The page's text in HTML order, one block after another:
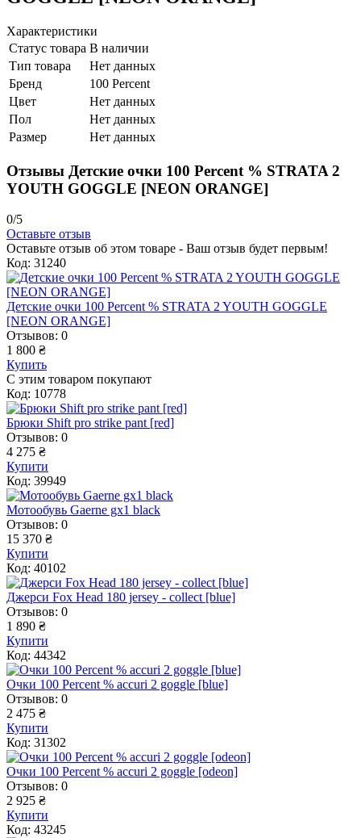
Характеристики
Статус товара В наличии
Тип товара
Нет данных
Бренд
100 Percent
Цвет
Нет данных
Пол
Нет данных
Размер
Нет данных
Отзывы Детские очки 100 Percent % STRATA 2
YOUTH GOGGLE [NEON ORANGE]
0/5
Оставьте отзыв
Оставьте отзыв об этом товаре - Ваш отзыв будет первым!
Код: 31240
Детские очки 100 Percent % STRATA 2 YOUTH GOGGLE
[NEON ORANGE]
Отзывов: 0
1 800 ₴
Купить
С этим товаром покупают
Код: 10778
Брюки Shift pro strike pant [red]
Отзывов: 0
4 275 ₴
Купити
Код: 39949
Мотообувь Gaerne gx1 black
Отзывов: 0
15 370 ₴
Купити
Код: 40102
Джерси Fox Head 180 jersey - collect [blue]
Отзывов: 0
1 890 ₴
Купити
Код: 44342
Очки 100 Percent % accuri 2 goggle [blue]
Отзывов: 0
2 475 ₴
Купити
Код: 31302
Очки 100 Percent % accuri 2 goggle [odeon]
Отзывов: 0
2 925 ₴
Купити
Код: 43245